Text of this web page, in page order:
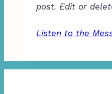
post. Edit or
Listen to the